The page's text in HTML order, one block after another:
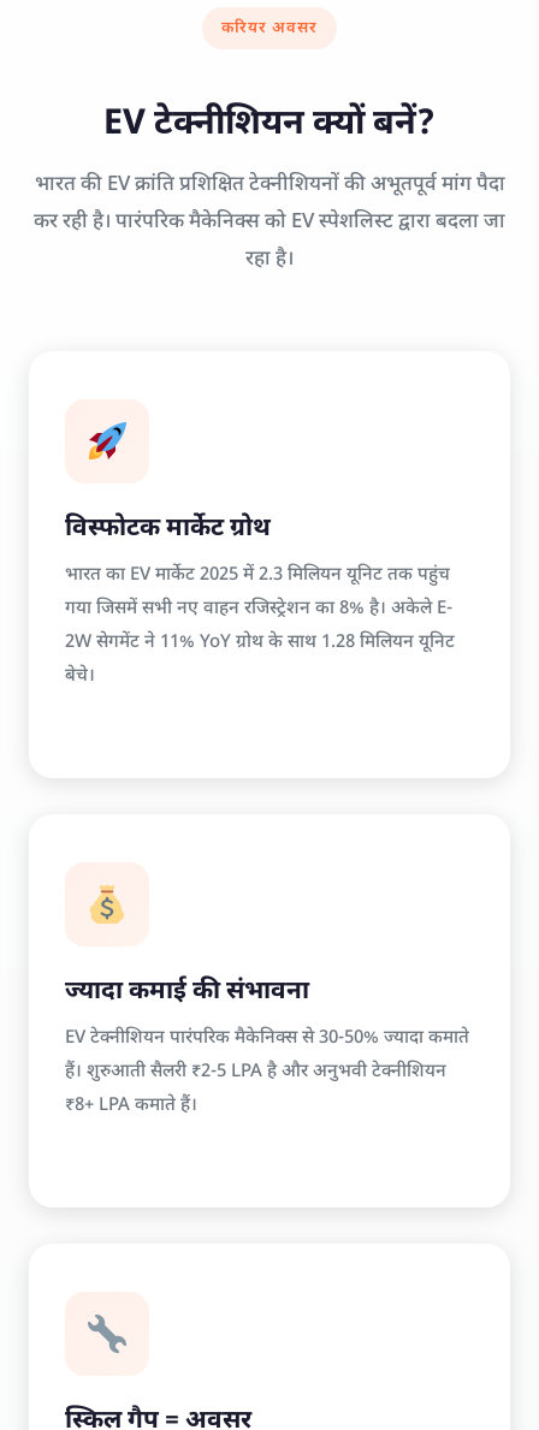
करियर अवसर
EV टेक्नीशियन क्यों बनें?
भारत की EV क्रांति प्रशिक्षित टेक्नीशियनों की अभूतपूर्व मांग पैदा
कर रही है। पारंपरिक मैकेनिक्स को EV स्पेशलिस्ट द्वारा बदला जा
रहा है।
विस्फोटक मार्केट ग्रोथ
भारत का EV मार्केट 2025 में 2.3 मिलियन यूनिट तक पहुंच
गया जिसमें सभी नए वाहन रजिस्ट्रेशन का 8% है। अकेले E-
2W सेगमेंट ने 11% YoY ग्रोथ के साथ 1.28 मिलियन यूनिट
बेचे।
ज्यादा कमाई की संभावना
EV टेक्नीशियन पारंपरिक मैकेनिक्स से 30-50% ज्यादा कमाते
हैं। शुरुआती सैलरी ₹2-5 LPA है और अनुभवी टेक्नीशियन
₹8+ LPA कमाते हैं।
स्किल गैप = अवसर